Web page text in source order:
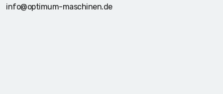
info@optimum-maschinen.de